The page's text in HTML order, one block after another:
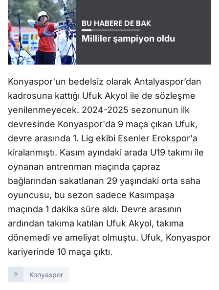
BU HABERE DE BAK
Milliler şampiyon oldu
Konyaspor'un bedelsiz olarak Antalyaspor’dan
kadrosuna kattığı Ufuk Akyol ile de sözleşme
yenilenmeyecek. 2024-2025 sezonunun ilk
devresinde Konyaspor'da 9 maça çıkan Ufuk,
devre arasında 1. Lig ekibi Esenler Erokspor'a
kiralanmıştı. Kasım ayındaki arada U19 takımı ile
oynanan antrenman maçında çapraz
bağlarından sakatlanan 29 yaşındaki orta saha
oyuncusu, bu sezon sadece Kasımpaşa
maçında 1 dakika süre aldı. Devre arasının
ardından takıma katılan Ufuk Akyol, takıma
dönemedi ve ameliyat olmuştu. Ufuk, Konyaspor
kariyerinde 10 maça çıktı.
Konyaspor